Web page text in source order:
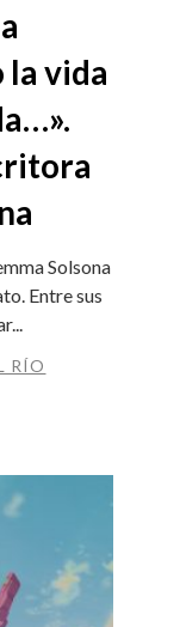
la vida
Solsona
Entre sus
RÍO